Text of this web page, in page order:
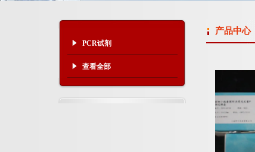
PCR试剂
查看全部
产品中心